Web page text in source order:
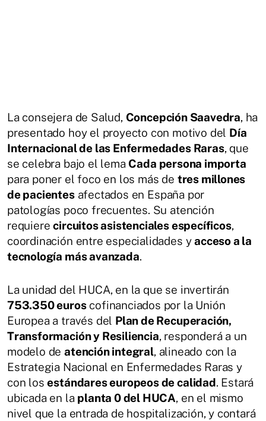
La consejera de Salud, Concepción Saavedra, ha
presentado hoy el proyecto con motivo del Día
Internacional de las Enfermedades Raras, que
se celebra bajo el lema Cada persona importa
para poner el foco en los más de tres millones
de pacientesafectados en España por
patologías poco frecuentes. Su atención
requierecircuitos asistenciales específicos,
coordinación entre especialidades yacceso a la
tecnología más avanzada.
La unidad del HUCA, en la que se invertirán
753.350 euroscofinanciados por la Unión
Europea a través del Plan de Recuperación,
Transformación y Resiliencia, responderá a un
modelo deatención integral, alineado con la
Estrategia Nacional en Enfermedades Raras y
con losestándares europeos de calidad. Estará
ubicada en la planta 0 del HUCA, en el mismo
nivel que la entrada de hospitalización, y contará